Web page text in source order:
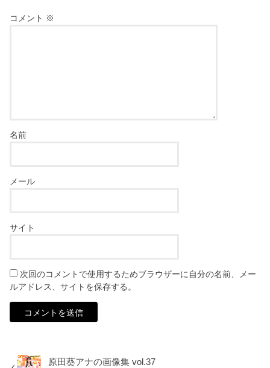
コメント ※
名前
メール
サイト
次回のコメントで使用するためブラウザーに自分の名前、メー
ルアドレス、サイトを保存する。
原田葵アナの画像集 vol.37